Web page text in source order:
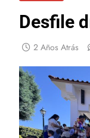
Desfile
2 Años Atrás